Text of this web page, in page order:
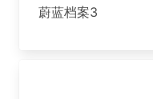
蔚蓝档案3